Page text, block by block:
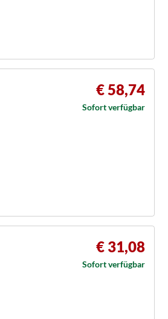
€ 58,74
Sofort verfügbar
€ 31,08
Sofort verfügbar